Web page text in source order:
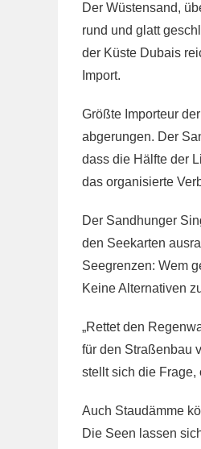
Der Wüstensand,
rund und glatt
der Küste Dubais
Import.
Größte Importeur
abgerungen. Der
dass die Hälfte der
das organisierte
Der Sandhunger
den Seekarten
Seegrenzen: Wem
Keine Alternativen
„Rettet den
für den Straßenbau
stellt sich die Frage,
Auch Staudämme
Die Seen lassen